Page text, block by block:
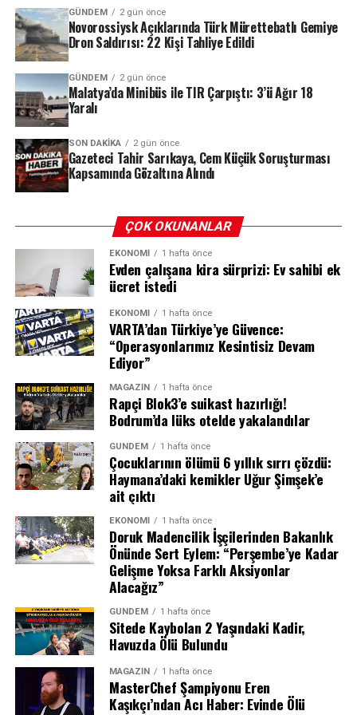
Peter Parker’ın Yeni Macerası
Tom Holland’ın canlandırdığı Peter Parker, bu filmle
birlikte izleyicilere daha önce hiç görülmemiş bir macera
sunuyor. “Brand New Day” (Yepyeni Bir Gün) adından da
anlaşılacağı üzere, karakterin hayatında köklü
değişimlere ve sürprizlere sahne oluyor.
Eleştirmenlerden ve izleyicilerden gelen ilk yorumlar,
derinliğiyle öne çıktığını gösteriyor.
Örümcek Adam’ın Gişe Gücü
Örümcek Adam karakteri, sinema tarihinin en çok
hasılat yapan süper kahramanlarından biri olmayı
sürdürüyor. “Brand New Day” ile birlikte serinin toplam
gişe hasılatı milyarlarca dolara ulaşırken, hayranlar
şimdiden sonraki film için heyecanlanmaya başladı.
‘Kapıcılar Kralı’ ve ‘Züğürt Ağa’nın
Unutulmaz Oyuncusu
Sinema kariyerine 1950’li yıllarda adım atan Can
Kolukısa, ‘Kapıcılar Kralı’, ‘Züğürt Ağa’ ve ‘Selamsız
Bandosu’ gibi Türk sinemasının klasikleşmiş
yapımlarında canlandırdığı karakterlerle hafızalara
kazındı. Uzun yıllar boyunca hem tiyatro sahnelerinde
hem de kamera karşısında sergilediği başarılı
performanslarla izleyicinin gönlünde taht kuran
sanatçının vefatı, sanat dünyasında derin üzüntü
yarattı.
altında kaldı. Havadan çekilen fotoğraflarda, Château
Miraval’ın hemen yakınında yükselen yoğun dumanlar
gözler önüne serilirken, itfaiye ekipleri mülkü ve
çevredeki köyleri kurtarmak için yaklaşık bir hafta
boyunca aralıksız mücadele etti.
Yangına Helikopterlerle Müdahale
Malikanenin alevlerden korunması için bölgeye iki
helikopter sevk edildi. Helikopterler, gölden aldıkları
suyu günde 60’tan fazla kez mülke pompalayarak
yangının şatoya sıçramasını engellemeye çalıştı. Ayrıca
bir itfaiye kamyonu ve bahçede görev yapan itfaiyeciler
de karadan destek verdi. Tüm bu çabalara rağmen
malikanenin etrafındaki açık arazide gökyüzüne
yükselen dumanlar endişe yaratırken, yapılan
açıklamalara göre Château Miraval’ın herhangi bir hasar
görmediği öğrenildi.
GÜNDEM 2 gün önce
Novorossiysk Açıklarında Türk Mürettebatlı Gemiye
Dron Saldırısı: 22 Kişi Tahliye Edildi
GÜNDEM 2 gün önce
Malatya’da Minibüs ile TIR Çarpıştı: 3’ü Ağır 18
Yaralı
SON DAKIKA 2 gün önce
Gazeteci Tahir Sarıkaya, Cem Küçük Soruşturması
Kapsamında Gözaltına Alındı
ÇOK OKUNANLAR
EKONOMI 1 hafta önce
Evden çalışana kira sürprizi: Ev sahibi ek
ücret istedi
EKONOMI 1 hafta önce
VARTA’dan Türkiye’ye Güvence:
“Operasyonlarımız Kesintisiz Devam
Ediyor”
MAGAZIN 1 hafta önce
Rapçi Blok3’e suikast hazırlığı!
Bodrum’da lüks otelde yakalandılar
GÜNDEM 1 hafta önce
Çocuklarının ölümü 6 yıllık sırrı çözdü:
Haymana’daki kemikler Uğur Şimşek’e
ait çıktı
EKONOMI 1 hafta önce
Doruk Madencilik İşçilerinden Bakanlık
Önünde Sert Eylem: “Perşembe’ye Kadar
Gelişme Yoksa Farklı Aksiyonlar
Alacağız”
GÜNDEM 1 hafta önce
Sitede Kaybolan 2 Yaşındaki Kadir,
Havuzda Ölü Bulundu
MAGAZIN 1 hafta önce
MasterChef Şampiyonu Eren
Kaşıkçı’ndan Acı Haber: Evinde Ölü